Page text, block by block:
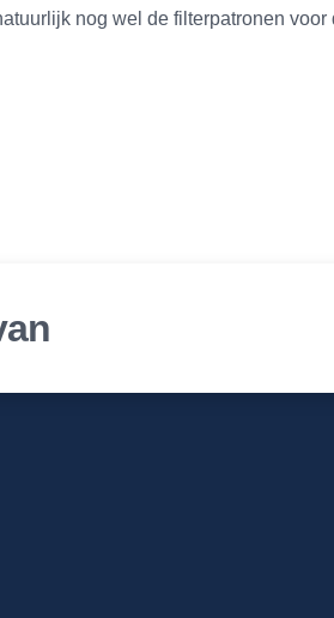
nog wel de filterpatronen